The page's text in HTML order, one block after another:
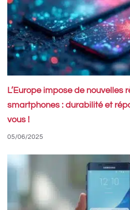
L’Europe impose de nouvelles
smartphones : durabilité et
vous !
05/06/2025